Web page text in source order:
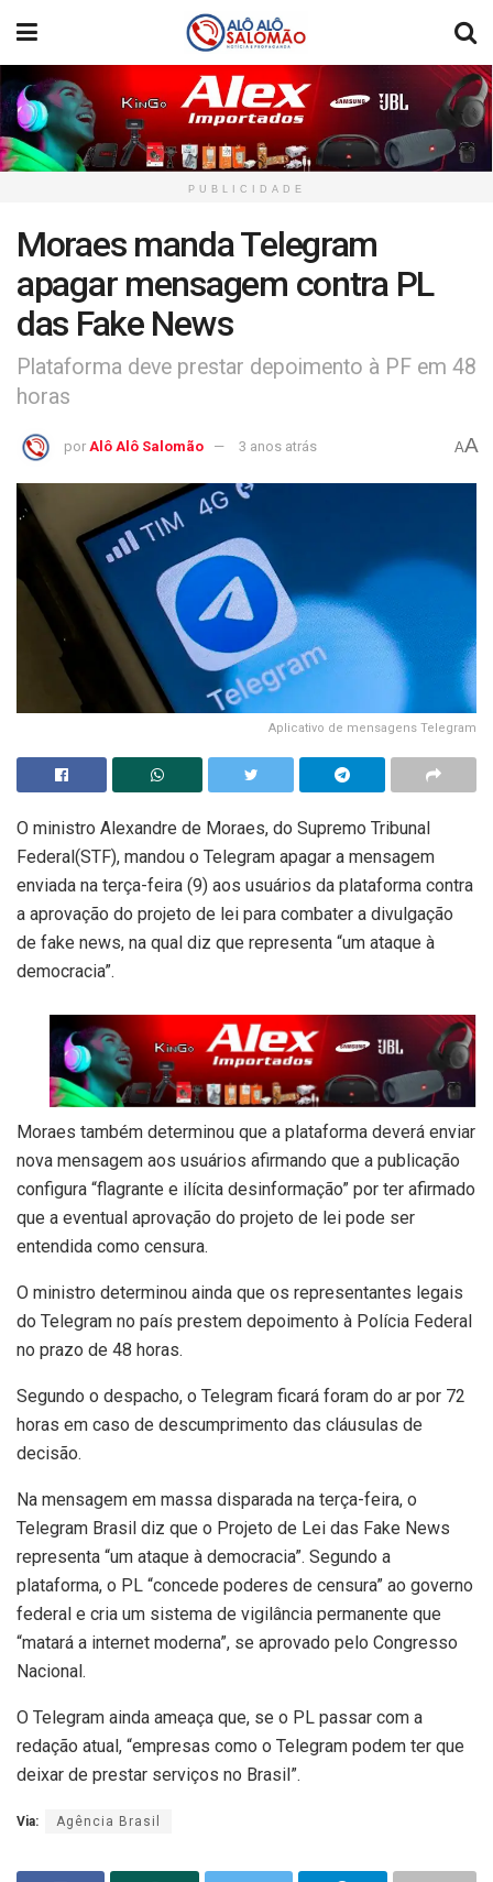
PUBLICIDADE
Moraes manda Telegram
apagar mensagem contra PL
das Fake News
Plataforma deve prestar depoimento à PF em 48
horas
por Alô Alô Salomão 3 anos atrás AA
Aplicativo de mensagens Telegram
O ministro Alexandre de Moraes, do Supremo Tribunal
Federal(STF), mandou o Telegram apagar a mensagem
enviada na terça-feira (9) aos usuários da plataforma contra
a aprovação do projeto de lei para combater a divulgação
de fake news, na qual diz que representa “um ataque à
democracia”.
Moraes também determinou que a plataforma deverá enviar
nova mensagem aos usuários afirmando que a publicação
configura “flagrante e ilícita desinformação” por ter afirmado
que a eventual aprovação do projeto de lei pode ser
entendida como censura.
O ministro determinou ainda que os representantes legais
do Telegram no país prestem depoimento à Polícia Federal
no prazo de 48 horas.
Segundo o despacho, o Telegram ficará foram do ar por 72
horas em caso de descumprimento das cláusulas de
decisão.
Na mensagem em massa disparada na terça-feira, o
Telegram Brasil diz que o Projeto de Lei das Fake News
representa “um ataque à democracia”. Segundo a
plataforma, o PL “concede poderes de censura” ao governo
federal e cria um sistema de vigilância permanente que
“matará a internet moderna”, se aprovado pelo Congresso
Nacional.
O Telegram ainda ameaça que, se o PL passar com a
redação atual, “empresas como o Telegram podem ter que
deixar de prestar serviços no Brasil”.
Via: Agência Brasil